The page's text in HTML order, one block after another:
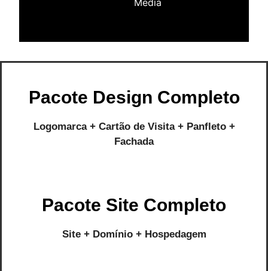
Pacote Design Completo
Logomarca + Cartão de Visita + Panfleto +
Fachada
Pacote Site Completo
Site + Domínio + Hospedagem